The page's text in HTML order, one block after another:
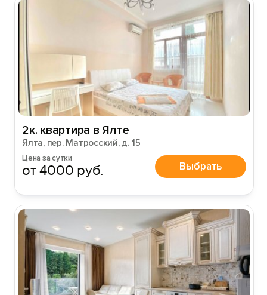
2к. квартира в Ялте
Ялта, пер. Матросский, д. 15
Цена за сутки
от 4000 руб. Выбрать